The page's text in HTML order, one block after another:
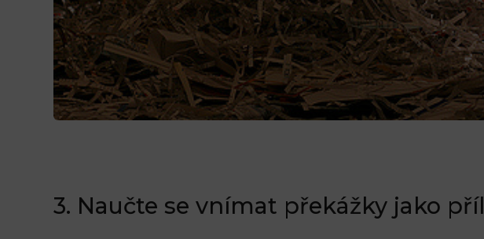
3. Naučte se vnímat překážky jako